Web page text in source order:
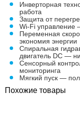
Инверторная
работа
Защита от
Wi-Fi управление
Переменная
экономия энергии
Спиральная
двигатель DC —
Сенсорный
мониторинга
Мягкий пуск —
Похожие товары